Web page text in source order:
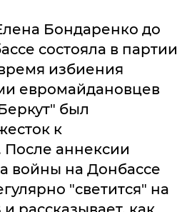
Бондаренко до
состояла в партии
избиения
евромайдановцев
был
к
аннексии
войны на Донбассе
"светится" на